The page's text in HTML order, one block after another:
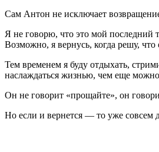
Сам Антон не исключает
Я не говорю, что это мой последний
Возможно, я вернусь, когда решу, что
Тем временем я буду отдыхать,
наслаждаться жизнью, чем еще можно
Он не говорит «прощайте», он
Но если и вернется — то уже совсем